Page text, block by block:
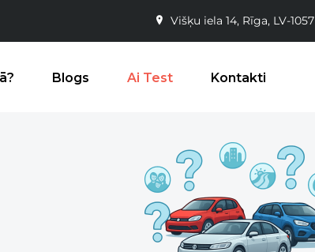
Višķu iela 14, Rīga, LV-1057
Blogs Ai Test Kontakti